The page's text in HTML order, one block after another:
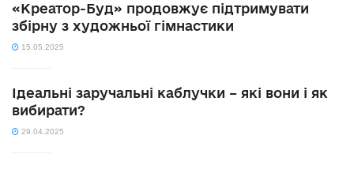
«Креатор-Буд» продовжує підтримувати
збірну з художньої гімнастики
15.05.2025
Ідеальні заручальні каблучки – які вони і як
вибирати?
29.04.2025